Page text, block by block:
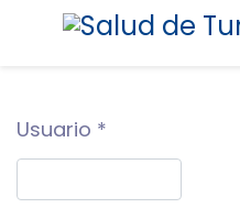
Usuario *